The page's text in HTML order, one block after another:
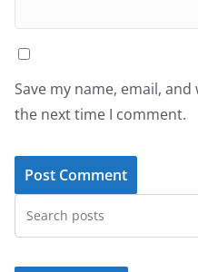
Save my name, email,
the next time I comment.